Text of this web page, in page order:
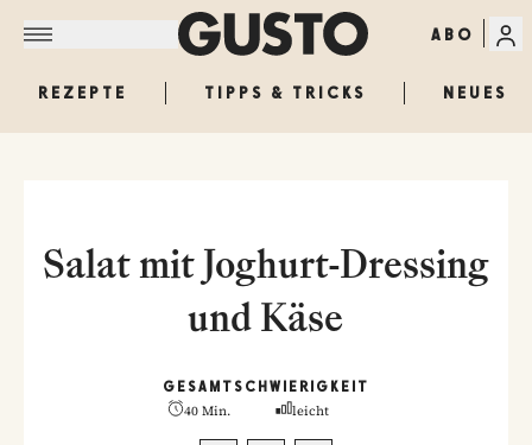
ABO
REZEPTE TIPPS & TRICKS NEUES
Salat mit Joghurt-Dressing
und Käse
GESAMT
40 Min.
SCHWIERIGKEIT
leicht